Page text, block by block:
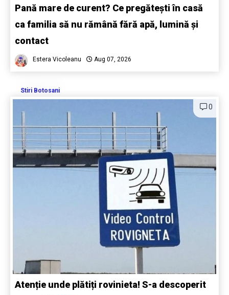
Pană mare de curent? Ce pregătești în casă
ca familia să nu rămână fără apă, lumină și
contact
Estera Vicoleanu Aug 07, 2026
Stiri Botosani
0
Atenție unde plătiți rovinieta! S-a descoperit